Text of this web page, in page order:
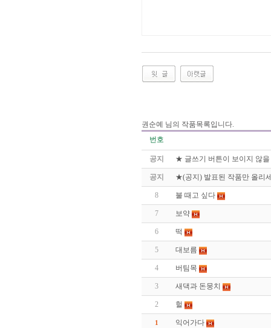
권순예 님의 작품목록입니다.
번호
공지 ★ 글쓰기 버튼이 보이지 않
공지 ★(공지) 발표된 작품만 올리
8 불 때고 싶다
7 보약
6 떡
5 대보름
4 버팀목
3 새댁과 돈뭉치
2 헐
1 익어가다